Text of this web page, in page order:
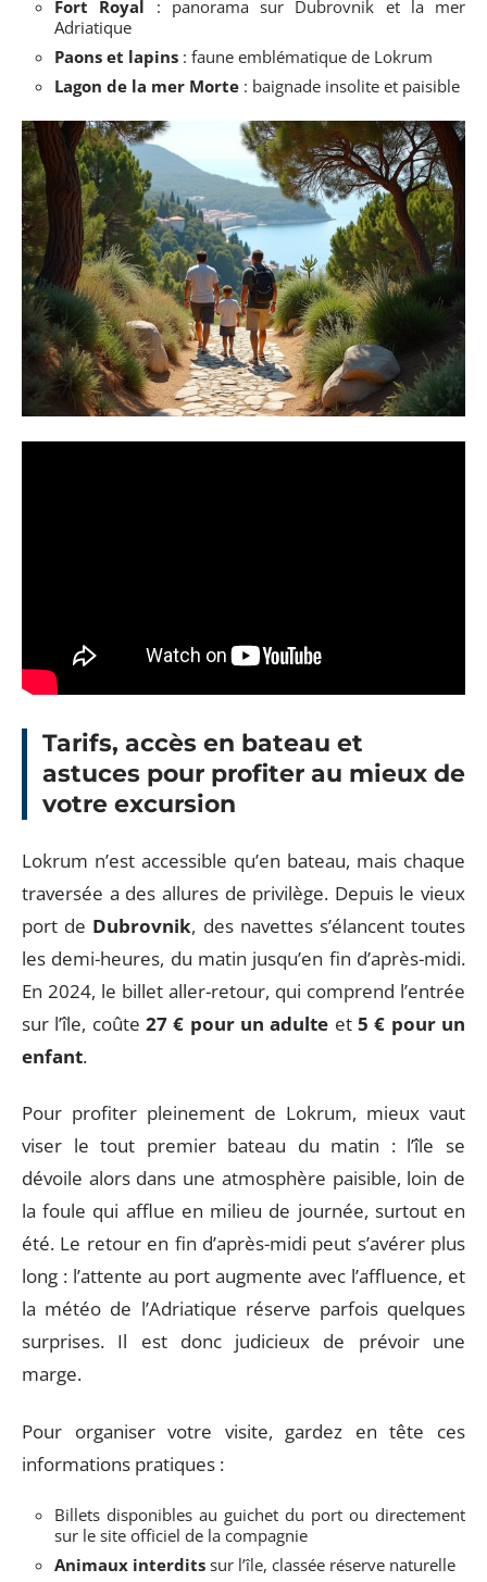
Fort Royal
: panorama sur Dubrovnik et la mer
Adriatique
Paons et lapins : faune emblématique de Lokrum
Lagon de la mer Morte : baignade insolite et paisible
Tarifs, accès en bateau et
astuces pour profiter au mieux de
votre excursion
Lokrum n’est accessible qu’en bateau, mais chaque
traversée a des allures de privilège. Depuis le vieux
port de Dubrovnik, des navettes s’élancent toutes
les demi-heures, du matin jusqu’en fin d’après-midi.
En 2024, le billet aller-retour, qui comprend l’entrée
sur l’île, coûte 27 € pour un adulte et5 € pour un
enfant.
Pour profiter pleinement de Lokrum, mieux vaut
viser le tout premier bateau du matin : l’île se
dévoile alors dans une atmosphère paisible, loin de
la foule qui afflue en milieu de journée, surtout en
été. Le retour en fin d’après-midi peut s’avérer plus
long : l’attente au port augmente avec l’affluence, et
la météo de l’Adriatique réserve parfois quelques
surprises. Il est donc judicieux de prévoir une
marge.
Pour organiser votre visite, gardez en tête ces
informations pratiques :
Billets disponibles au guichet du port ou directement
sur le site officiel de la compagnie
Animaux interdits sur l’île, classée réserve naturelle